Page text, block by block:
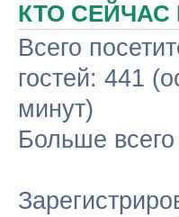
КТО
Всего
гостей: 441
минут)
Больше